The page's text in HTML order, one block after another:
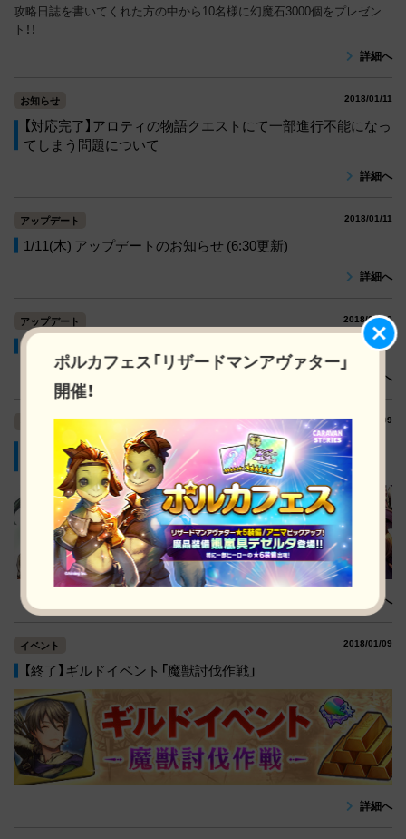
攻略日誌を書いてくれた方の中から10名様に幻魔石3000個をプレゼン
ト！！
詳細へ
お知らせ 2018/01/11
【対応完了】アロティの物語クエストにて一部進行不能になっ
てしまう問題について
詳細へ
アップデート 2018/01/11
1/11(木) アップデートのお知らせ (6:30更新)
詳細へ
アップデート 2018/01/09
1/9(火) アップデートのお知らせ (14:30更新)
詳細へ
イベント 2018/01/09
【終了】ピックアップガチャ開催！(2018/1/9(火)～
2018/1/16(火))
詳細へ
イベント 2018/01/09
【終了】ギルドイベント「魔獣討伐作戦」
詳細へ
ポルカフェス「リザードマンアヴァター」
開催！